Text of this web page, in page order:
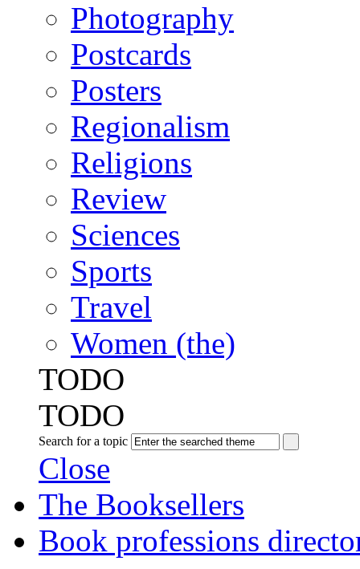
Photography
Postcards
Posters
Regionalism
Religions
Review
Sciences
Sports
Travel
Women (the)
TODO
TODO
Search for a topic
Close
The Booksellers
Book professions